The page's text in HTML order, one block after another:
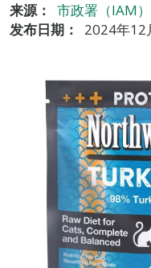
来源：
市政署（IAM）
发布日期：
2024年12